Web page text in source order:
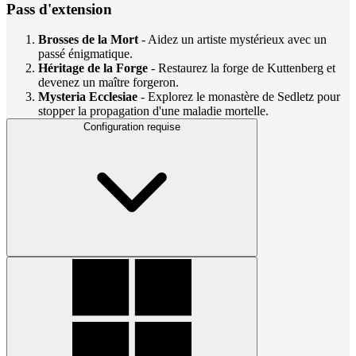
Pass d'extension
Brosses de la Mort- Aidez un artiste mystérieux avec un
passé énigmatique.
Héritage de la Forge - Restaurez la forge de Kuttenberg et
devenez un maître forgeron.
Mysteria Ecclesiae - Explorez le monastère de Sedletz pour
stopper la propagation d'une maladie mortelle.
Configuration requise